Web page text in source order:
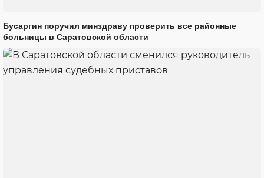
Бусаргин поручил минздраву проверить все районные
больницы в Саратовской области